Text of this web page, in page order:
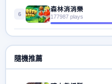
6
森林消消樂
177987 plays
隨機推薦